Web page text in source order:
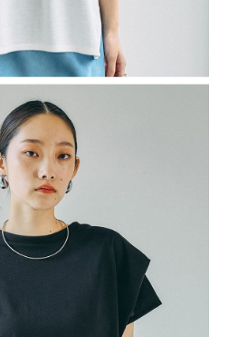
他人資訊註冊。若發現惡意使用之情形，
該用戶之使用額度並採取法律行動。